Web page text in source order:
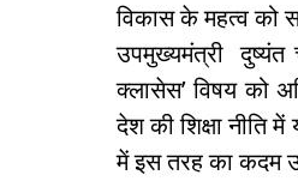
विकास के महत्व को
उपमुख्यमंत्री दुष्यंत
क्लासेस’ विषय को
देश की शिक्षा नीति
में इस तरह का कदम